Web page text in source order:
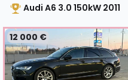
Audi A6 3.0 150kW 2011
12 000 €